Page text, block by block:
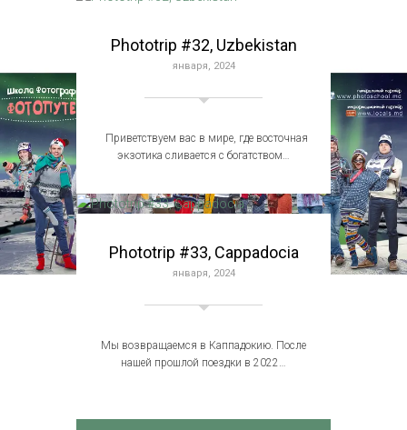
Phototrip #32, Uzbekistan
января, 2024
Приветствуем вас в мире, где восточная
экзотика сливается с богатством…
Phototrip #33, Cappadocia
января, 2024
Мы возвращаемся в Каппадокию. После
нашей прошлой поездки в 2022…